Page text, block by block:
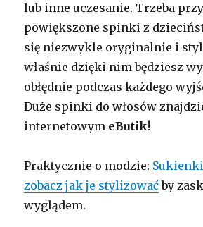
lub inne uczesanie. Trzeba
powiększone spinki z
się niezwykle oryginalnie i
właśnie dzięki nim będziesz
obłędnie podczas każdego
Duże spinki do włosów
internetowym eButik!
Praktycznie o modzie:
zobacz jak je stylizowaćby
wyglądem.